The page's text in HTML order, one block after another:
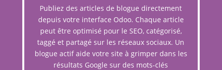
Publiez des articles de blogue directement
depuis votre interface Odoo. Chaque article
peut être optimisé pour le SEO, catégorisé,
taggé et partagé sur les réseaux sociaux. Un
blogue actif aide votre site à grimper dans les
résultats Google sur des mots-clés